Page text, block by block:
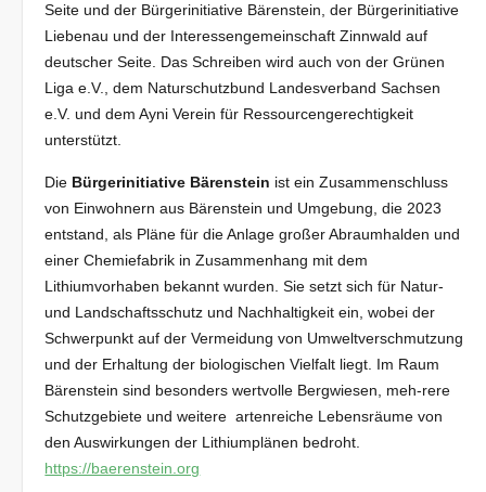
Seite und der Bürgerinitiative Bärenstein, der Bürgerinitiative
Liebenau und der Interessengemeinschaft Zinnwald auf
deutscher Seite. Das Schreiben wird auch von der Grünen
Liga e.V., dem Naturschutzbund Landesverband Sachsen
e.V. und dem Ayni Verein für Ressourcengerechtigkeit
unterstützt.
Die Bürgerinitiative Bärenstein ist ein Zusammenschluss
von Einwohnern aus Bärenstein und Umgebung, die 2023
entstand, als Pläne für die Anlage großer Abraumhalden und
einer Chemiefabrik in Zusammenhang mit dem
Lithiumvorhaben bekannt wurden. Sie setzt sich für Natur-
und Landschaftsschutz und Nachhaltigkeit ein, wobei der
Schwerpunkt auf der Vermeidung von Umweltverschmutzung
und der Erhaltung der biologischen Vielfalt liegt. Im Raum
Bärenstein sind besonders wertvolle Bergwiesen, meh-rere
Schutzgebiete und weitere artenreiche Lebensräume von
den Auswirkungen der Lithiumplänen bedroht.
https://baerenstein.org